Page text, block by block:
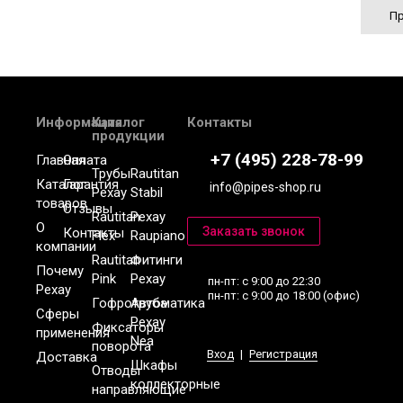
Контакты
+7 (495) 228-78-99
info@pipes-shop.ru
пн-пт: с 9:00 до 22:30
пн-пт: с 9:00 до 18:00 (офис)
Вход | Регистрация
Информация
Главная
Каталог
товаров
О
компании
Почему
Рехау
Сферы
применения
Доставка
Оплата
Гарантия
Отзывы
Контакты
Каталог
продукции
Трубы
Рехау
Rautitan
Flex
Rautitan
Pink
Гофротруба
Фиксаторы
поворота
Отводы
направляющие
Rautitan
Stabil
Рехау
Raupiano
Фитинги
Рехау
Автоматика
Рехау
Nea
Шкафы
коллекторные